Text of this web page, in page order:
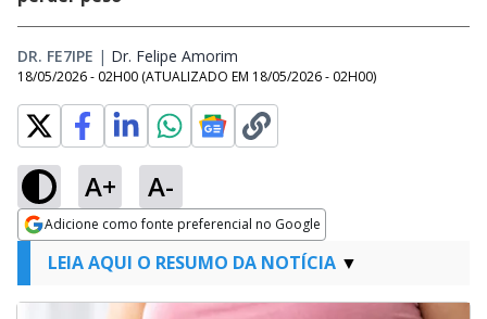
DR. FE7IPE | Dr. Felipe Amorim
18/05/2026 - 02H00 (ATUALIZADO EM 18/05/2026 - 02H00)
A+ A-
Adicione como fonte preferencial no Google
Opens in new window
LEIA AQUI O RESUMO DA NOTÍCIA